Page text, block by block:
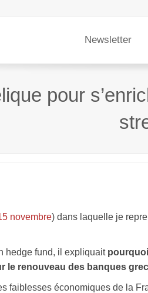
Newsletter
pour
novembre) dans laquelle je
hedge fund, il expliquait
le renouveau des banques
faiblesses économiques de la